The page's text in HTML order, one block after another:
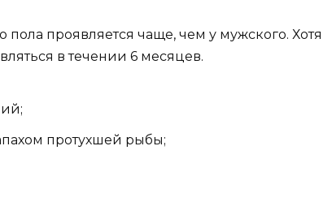
пола проявляется чаще, чем у мужского. Хотя
в течении 6 месяцев.
протухшей рыбы;